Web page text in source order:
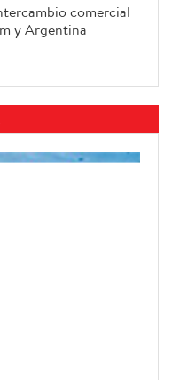
comercial
y Argentina